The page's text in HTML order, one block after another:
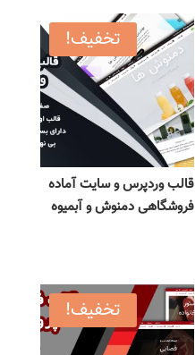
تخفیف!
قالب وردپرس و سایت آماده
فروشگاهی دمنوش و آبمیوه
تخفیف!